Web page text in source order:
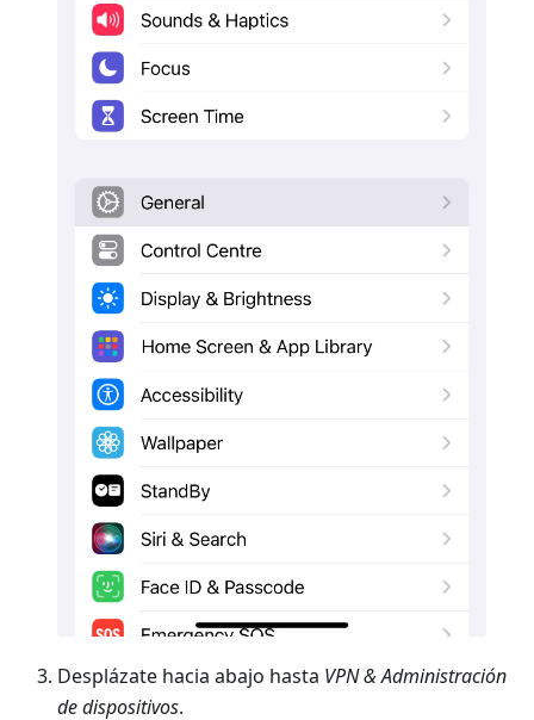
Desplázate hacia abajo hasta VPN & Administración
de dispositivos.